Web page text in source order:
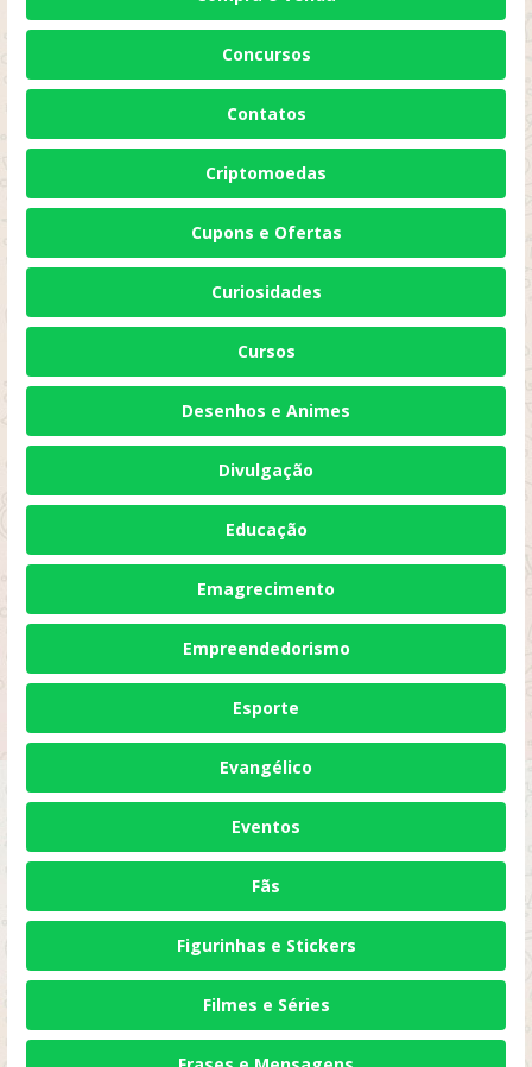
Concursos
Contatos
Criptomoedas
Cupons e Ofertas
Curiosidades
Cursos
Desenhos e Animes
Divulgação
Educação
Emagrecimento
Empreendedorismo
Esporte
Evangélico
Eventos
Fãs
Figurinhas e Stickers
Filmes e Séries